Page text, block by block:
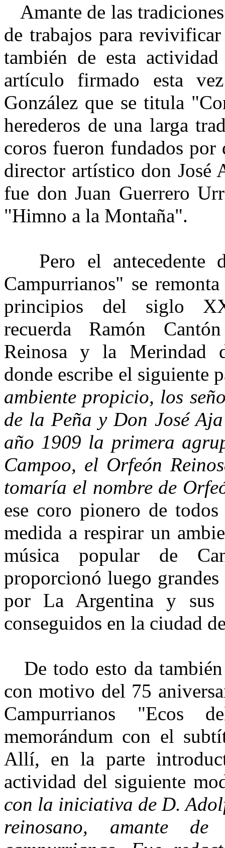
Amante de las
de trabajos para
también de esta
artículo firmado esta
González que se titula
herederos de una larga
coros fueron fundados
director artístico don José
fue don Juan Guerrero
"Himno a la Montaña".
Pero el antecedente
Campurrianos" se
principios del siglo
recuerda Ramón
Reinosa y la Merindad
donde escribe el siguiente
ambiente propicio, los
de la Peña y Don José
año 1909 la primera
Campoo, el Orfeón
tomaría el nombre de
ese coro pionero de
medida a respirar un
música popular de
proporcionó luego
por La Argentina y sus
conseguidos en la ciudad
De todo esto da
con motivo del 75
Campurrianos "Ecos
memorándum con el
Allí, en la parte
actividad del siguiente
con la iniciativa de D.
reinosano, amante